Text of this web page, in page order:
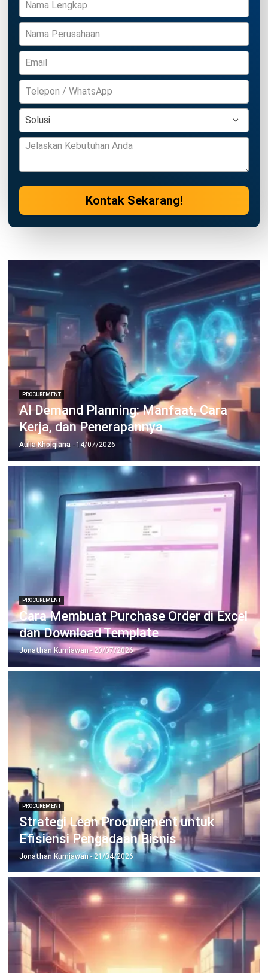
Efisiensi Pengadaan Bisnis
Jonathan Kurniawan- 21/04/2026
Memahami Goods Receipt Note dari
Proses ke Dokumen
PROCUREMENT
Meningkatkan Efisiensi Pengadaan
dengan Agile Procurement
Jonathan Kurniawan - 05/02/2026
Keunggulan Fitur Integrated
Procurement System bagi Perusahaan
Dewi Sartika- 07/08/2026
Jalankan Bisnis Lebih Mudah
Bersama HashMicro
Mulai demo gratis hari ini tanpa komitmen. Dapatkan solusi terbaik
untuk bisnis yang lebih efisien.
Jadwalkan Konsultasi
Coba Gratis